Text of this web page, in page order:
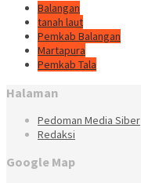
Balangan
tanah laut
Pemkab Balangan
Martapura
Pemkab Tala
Halaman
Pedoman Media Siber
Redaksi
Google Map